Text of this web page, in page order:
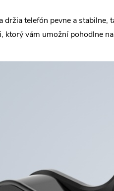
držia telefón pevne a
ktorý vám umožní pohodlne